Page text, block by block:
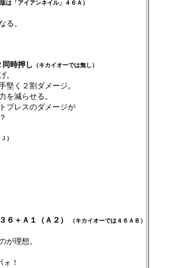
は「アイアンネイル」４６Ａ）
る。
時押し （キカイオーでは無し）
。
く２割ダメージ。
を減らせる。
プレスのダメージが
）
６＋Ａ１（Ａ２） （キカイオーでは４６ＡＢ）
が理想。
！